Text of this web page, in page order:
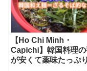
【Ho Chi Minh・
Capichi】韓国料理
が安くて薬味たっぷ